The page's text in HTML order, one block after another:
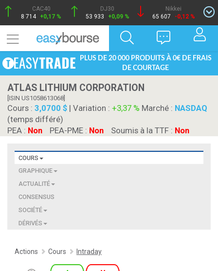
CAC40
8 714 +0,17 %
DJ30
53 933
+0,09 %
Nikkei
65 607
-0,12 %
PLUS DE 20 000 PRODUITS À 0€ DE FRAIS
DE COURTAGE
ATLAS LITHIUM CORPORATION
[ISIN US1058613068]
Cours : 3,0700 $ | Variation : +3,37 % Marché : NASDAQ
(temps différé)
PEA : Non PEA-PME : Non Soumis à la TTF : Non
COURS
GRAPHIQUE
ACTUALITÉ
CONSENSUS
SOCIÉTÉ
DÉRIVÉS
Actions Cours Intraday